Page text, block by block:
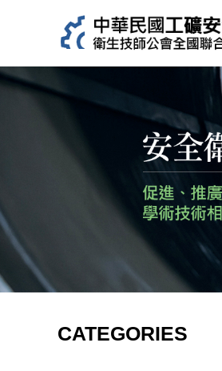
CATEGORIES